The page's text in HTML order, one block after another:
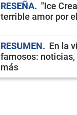
RESEÑA
"Ice
terrible amor por
RESUMEN
En la
famosos:
más